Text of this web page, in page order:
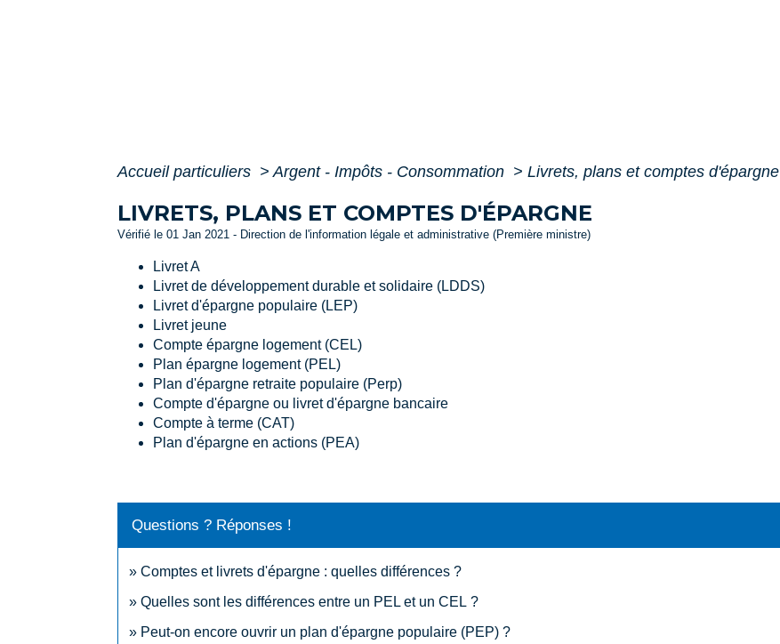
Accueil particuliers > Argent - Impôts - Consommation > Livrets, plans et comptes d'épargne
LIVRETS, PLANS ET COMPTES D'ÉPARGNE
Vérifié le 01 Jan 2021 - Direction de l'information légale et administrative (Première ministre)
Livret A
Livret de développement durable et solidaire (LDDS)
Livret d'épargne populaire (LEP)
Livret jeune
Compte épargne logement (CEL)
Plan épargne logement (PEL)
Plan d'épargne retraite populaire (Perp)
Compte d'épargne ou livret d'épargne bancaire
Compte à terme (CAT)
Plan d'épargne en actions (PEA)
Questions ? Réponses !
Comptes et livrets d'épargne : quelles différences ?
Quelles sont les différences entre un PEL et un CEL ?
Peut-on encore ouvrir un plan d'épargne populaire (PEP) ?